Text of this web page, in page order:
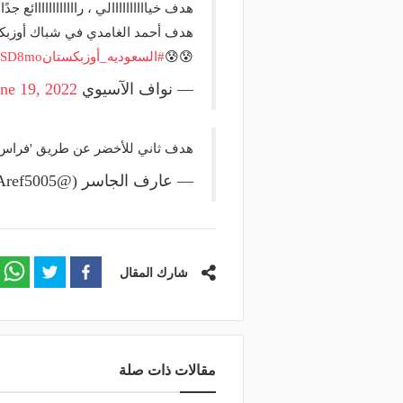
هدف خياااااااااالي ، راااااااااااائع
هدف أحمد الغامدي في شباك
😰😰#السعوديه_أوزبكستان
— نواف الآسيوي 🇸🇦 (@football_ll55) 19, 2022
هدف ثاني للأخضر عن طريق 'فراس
— عارف الجاسر (@Aref5005)
شارك المقال
مقالات ذات صلة
منذ يوم
قرعة تمهيدي أبطال
لـ "الزمالك" وعقبة
دوري أبطال إفريقيا والكونفدرالية